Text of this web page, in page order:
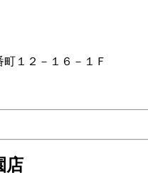
１２－１６－１Ｆ
店